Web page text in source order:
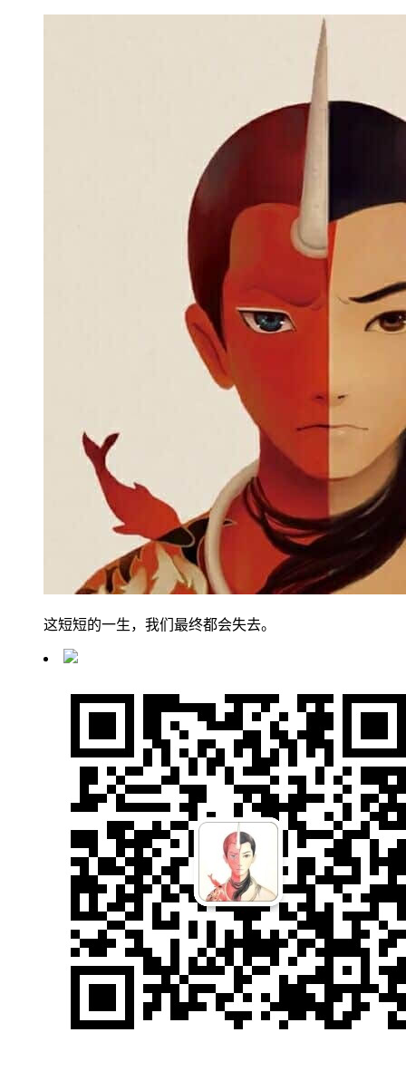
这短短的一生，我们最终都会失去。